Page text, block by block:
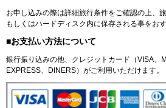
お申し込みの際は詳細旅行条件をご確認の上、
もしくはハードディスク内に保存される事をおす
■お支払い方法について
銀行振り込みの他、クレジットカード（VISA、
EXPRESS、DINERS）がご利用いただけます。